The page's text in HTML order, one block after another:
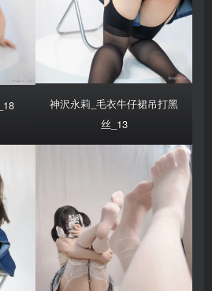
神沢永莉_毛衣牛仔裙吊打黑
丝_13